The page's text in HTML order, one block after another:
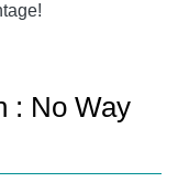
: No Way